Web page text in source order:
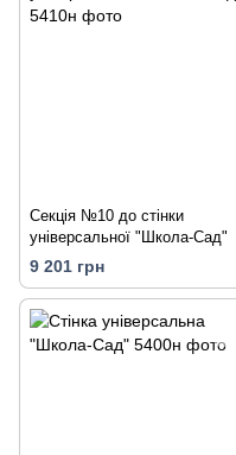
Секція №10 до стінки
універсальної "Школа-Сад"
9 201 грн